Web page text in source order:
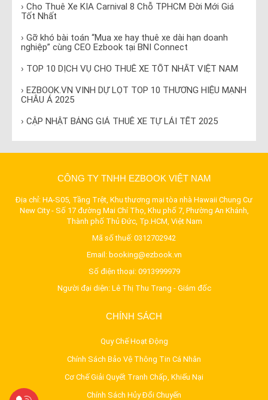
› Cho Thuê Xe KIA Carnival 8 Chỗ TPHCM Đời Mới Giá
Tốt Nhất
› Gỡ khó bài toán “Mua xe hay thuê xe dài hạn doanh
nghiệp” cùng CEO Ezbook tại BNI Connect
› TOP 10 DỊCH VỤ CHO THUÊ XE TỐT NHẤT VIỆT NAM
› EZBOOK.VN VINH DỰ LỌT TOP 10 THƯƠNG HIỆU MẠNH
CHÂU Á 2025
› CẬP NHẬT BẢNG GIÁ THUÊ XE TỰ LÁI TẾT 2025
CÔNG TY TNHH EZBOOK VIỆT NAM
Địa chỉ: HA-S05, Tầng Trệt, Khu thương mại tòa nhà Hawaii Chung Cư
New City - Số 17 đường Mai Chí Thọ, Khu phố 7, Phường An Khánh,
Thành phố Thủ Đức, Tp.HCM, Việt Nam
Mã số thuế: 0312702942
Email: booking@ezbook.vn
Số điện thoại: 0913999979
Người đại diện: Lê Thị Thu Trang - Giám đốc
CHÍNH SÁCH
Quy Chế Hoạt Động
Chính Sách Bảo Vệ Thông Tin Cá Nhân
Cơ Chế Giải Quyết Tranh Chấp, Khiếu Nại
Chính Sách Hủy Đổi Chuyến